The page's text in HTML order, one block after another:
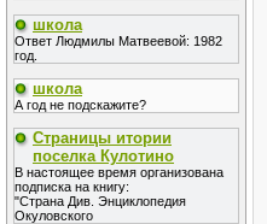
школа
Ответ Людмилы Матвеевой: 1982
год.
школа
А год не подскажите?
Страницы итории
поселка Кулотино
В настоящее время организована
подписка на книгу:
"Страна Див. Энциклопедия
Окуловского